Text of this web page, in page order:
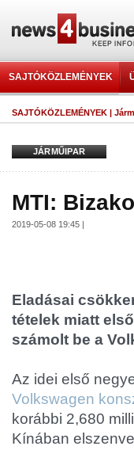
SAJTÓKÖZLEMÉNYEK
SAJTÓKÖZLEMÉNYEK |
JÁRMŰIPAR
MTI:
2019-05-08 19:45 |
Eladásai
tételek miatt
számolt be a
Az idei első
Volkswagen
korábbi 2,680
Kínában